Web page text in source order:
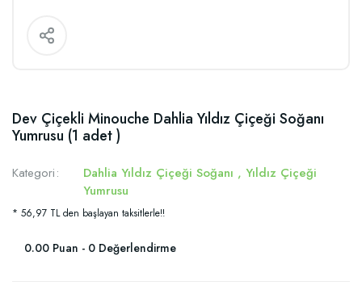
Dev Çiçekli Minouche Dahlia Yıldız Çiçeği Soğanı
Yumrusu (1 adet )
Kategori Dahlia Yıldız Çiçeği Soğanı ,Yıldız Çiçeği
Yumrusu
* 56,97 TL den başlayan taksitlerle!!
0.00 Puan - 0 Değerlendirme